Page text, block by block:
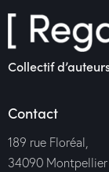
Collectif
Contact
189 rue Floréal,
34090 Montpellier